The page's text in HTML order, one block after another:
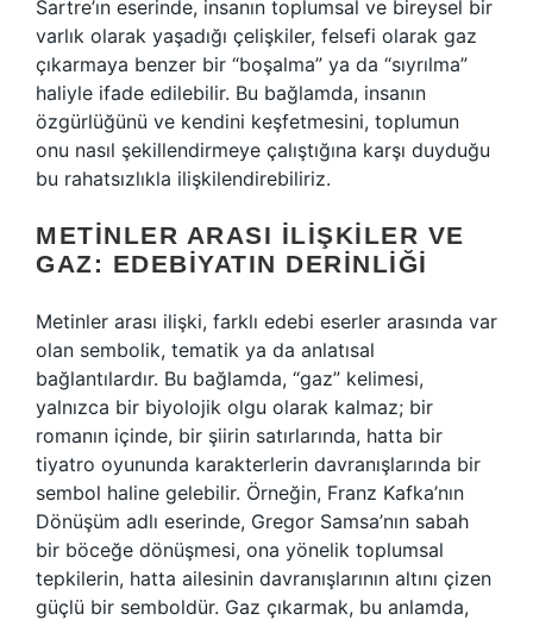
Sartre’ın eserinde, insanın toplumsal ve bireysel bir
varlık olarak yaşadığı çelişkiler, felsefi olarak gaz
çıkarmaya benzer bir “boşalma” ya da “sıyrılma”
haliyle ifade edilebilir. Bu bağlamda, insanın
özgürlüğünü ve kendini keşfetmesini, toplumun
onu nasıl şekillendirmeye çalıştığına karşı duyduğu
bu rahatsızlıkla ilişkilendirebiliriz.
METINLER ARASI İLIŞKILER VE
GAZ: EDEBIYATIN DERINLIĞI
Metinler arası ilişki, farklı edebi eserler arasında var
olan sembolik, tematik ya da anlatısal
bağlantılardır. Bu bağlamda, “gaz” kelimesi,
yalnızca bir biyolojik olgu olarak kalmaz; bir
romanın içinde, bir şiirin satırlarında, hatta bir
tiyatro oyununda karakterlerin davranışlarında bir
sembol haline gelebilir. Örneğin, Franz Kafka’nın
Dönüşüm adlı eserinde, Gregor Samsa’nın sabah
bir böceğe dönüşmesi, ona yönelik toplumsal
tepkilerin, hatta ailesinin davranışlarının altını çizen
güçlü bir semboldür. Gaz çıkarmak, bu anlamda,